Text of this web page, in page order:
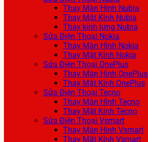
Thay Màn Hình Nubia
Thay Mặt Kính Nubia
Thay kính lưng Nubia
Sửa Điện Thoại Nokia
Thay Màn Hình Nokia
Thay Mặt Kính Nokia
Sửa Điện Thoại OnePlus
Thay Màn Hình OnePlus
Thay Mặt Kính OnePlus
Sửa Điện Thoại Tecno
Thay Màn Hình Tecno
Thay Mặt Kính Tecno
Sửa Điện Thoại Vsmart
Thay Màn Hình Vsmart
Thay Mặt Kính Vsmart